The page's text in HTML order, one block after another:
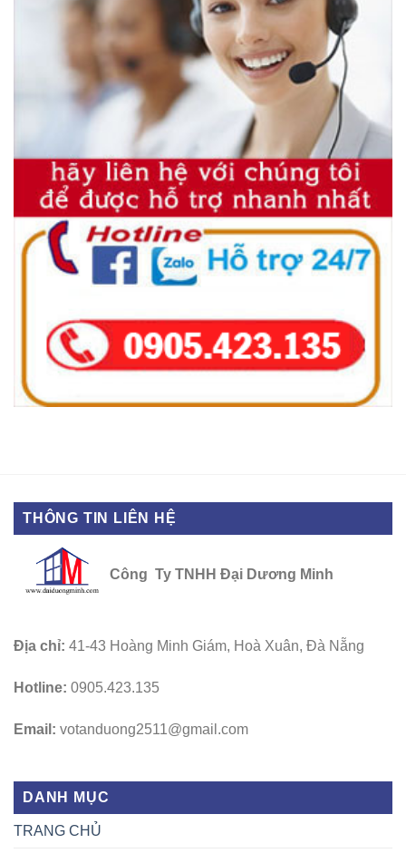
THÔNG TIN LIÊN HỆ
Công Ty TNHH Đại Dương Minh
Địa chỉ: 41-43 Hoàng Minh Giám, Hoà Xuân, Đà Nẵng
Hotline: 0905.423.135
Email: votanduong2511@gmail.com
DANH MỤC
TRANG CHỦ